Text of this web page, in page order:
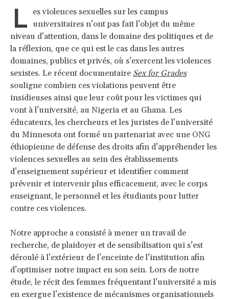
L es violences sexuelles sur les campus
universitaires n’ont pas fait l’objet du même
niveau d’attention, dans le domaine des politiques et de
la réflexion, que ce qui est le cas dans les autres
domaines, publics et privés, où s’exercent les violences
sexistes. Le récent documentaire Sex for Grades
souligne combien ces violations peuvent être
insidieuses ainsi que leur coût pour les victimes qui
vont à l’université, au Nigeria et au Ghana. Les
éducateurs, les chercheurs et les juristes de l’université
du Minnesota ont formé un partenariat avec une ONG
éthiopienne de défense des droits afin d’appréhender les
violences sexuelles au sein des établissements
d’enseignement supérieur et identifier comment
prévenir et intervenir plus efficacement, avec le corps
enseignant, le personnel et les étudiants pour lutter
contre ces violences.
Notre approche a consisté à mener un travail de
recherche, de plaidoyer et de sensibilisation qui s’est
déroulé à l’extérieur de l’enceinte de l’institution afin
d’optimiser notre impact en son sein. Lors de notre
étude, le récit des femmes fréquentant l’université a mis
en exergue l’existence de mécanismes organisationnels